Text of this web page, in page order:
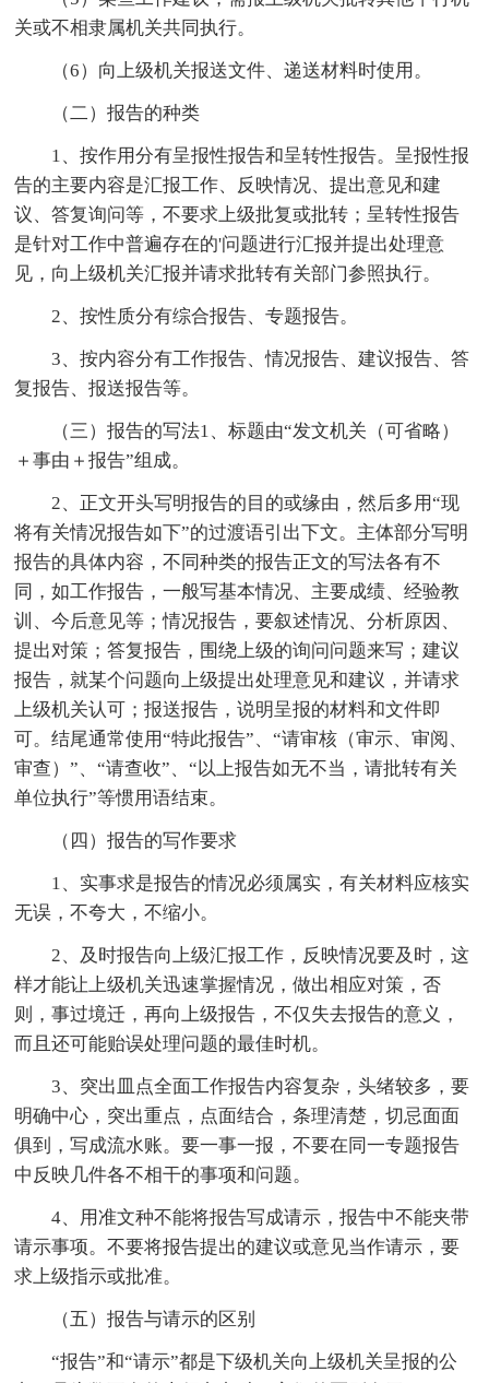
关或不相隶属机关共同执行。
（6）向上级机关报送文件、递送材料时使用。
（二）报告的种类
1、按作用分有呈报性报告和呈转性报告。呈报性报
告的主要内容是汇报工作、反映情况、提出意见和建
议、答复询问等，不要求上级批复或批转；呈转性报告
是针对工作中普遍存在的'问题进行汇报并提出处理意
见，向上级机关汇报并请求批转有关部门参照执行。
2、按性质分有综合报告、专题报告。
3、按内容分有工作报告、情况报告、建议报告、答
复报告、报送报告等。
（三）报告的写法1、标题由“发文机关（可省略）
＋事由＋报告”组成。
2、正文开头写明报告的目的或缘由，然后多用“现
将有关情况报告如下”的过渡语引出下文。主体部分写明
报告的具体内容，不同种类的报告正文的写法各有不
同，如工作报告，一般写基本情况、主要成绩、经验教
训、今后意见等；情况报告，要叙述情况、分析原因、
提出对策；答复报告，围绕上级的询问问题来写；建议
报告，就某个问题向上级提出处理意见和建议，并请求
上级机关认可；报送报告，说明呈报的材料和文件即
可。结尾通常使用“特此报告”、“请审核（审示、审阅、
审查）”、“请查收”、“以上报告如无不当，请批转有关
单位执行”等惯用语结束。
（四）报告的写作要求
1、实事求是报告的情况必须属实，有关材料应核实
无误，不夸大，不缩小。
2、及时报告向上级汇报工作，反映情况要及时，这
样才能让上级机关迅速掌握情况，做出相应对策，否
则，事过境迁，再向上级报告，不仅失去报告的意义，
而且还可能贻误处理问题的最佳时机。
3、突出皿点全面工作报告内容复杂，头绪较多，要
明确中心，突出重点，点面结合，条理清楚，切忌面面
俱到，写成流水账。要一事一报，不要在同一专题报告
中反映几件各不相干的事项和问题。
4、用准文种不能将报告写成请示，报告中不能夹带
请示事项。不要将报告提出的建议或意见当作请示，要
求上级指示或批准。
（五）报告与请示的区别
“报告”和“请示”都是下级机关向上级机关呈报的公